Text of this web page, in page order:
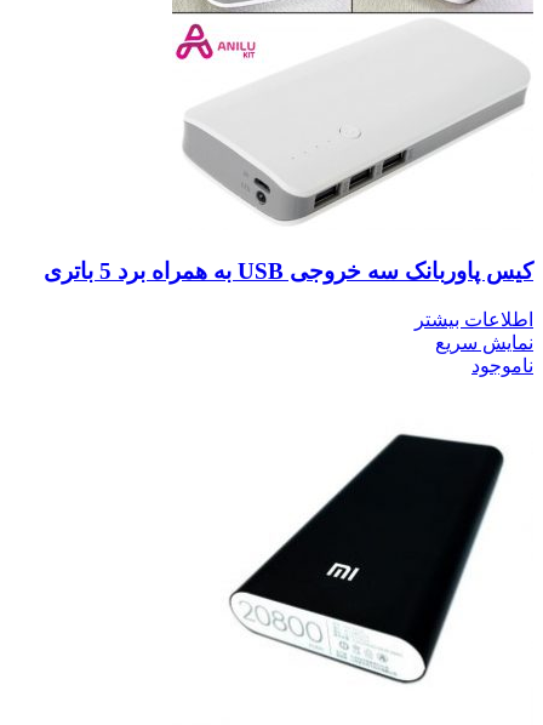
کیس پاوربانک سه خروجی USB به همراه برد 5 باتری
اطلاعات بیشتر
نمایش سریع
ناموجود